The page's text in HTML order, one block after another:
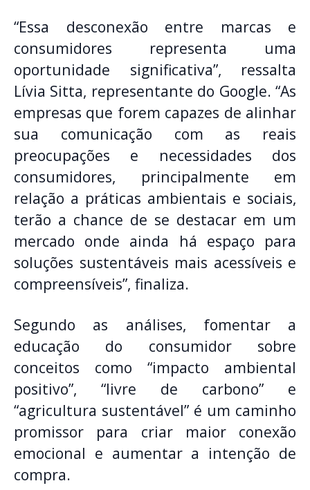
“Essa desconexão entre marcas e
consumidores representa uma
oportunidade significativa”, ressalta
Lívia Sitta, representante do Google. “As
empresas que forem capazes de alinhar
sua comunicação com as reais
preocupações e necessidades dos
consumidores, principalmente em
relação a práticas ambientais e sociais,
terão a chance de se destacar em um
mercado onde ainda há espaço para
soluções sustentáveis mais acessíveis e
compreensíveis”, finaliza.
Segundo as análises, fomentar a
educação do consumidor sobre
conceitos como “impacto ambiental
positivo”, “livre de carbono” e
“agricultura sustentável” é um caminho
promissor para criar maior conexão
emocional e aumentar a intenção de
compra.